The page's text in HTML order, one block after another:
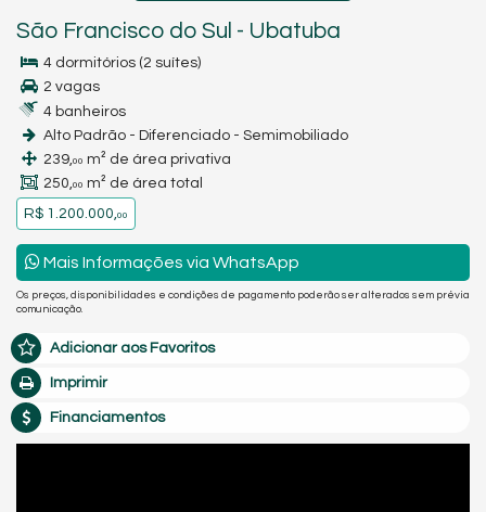
São Francisco do Sul - Ubatuba
4 dormitórios (2 suítes)
2 vagas
4 banheiros
Alto Padrão - Diferenciado - Semimobiliado
239,00 m² de área privativa
250,00 m² de área total
R$ 1.200.000,00
Mais Informações via WhatsApp
Os preços, disponibilidades e condições de pagamento poderão ser alterados sem prévia
comunicação.
Adicionar aos Favoritos
Imprimir
Financiamentos